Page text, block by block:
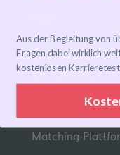
Links
Eventkalender
Community-
Matching-
Aus der Begleitung von
Fragen dabei wirklich
kostenlosen